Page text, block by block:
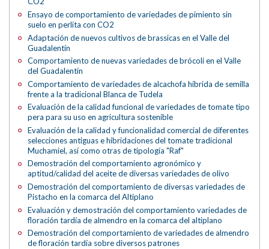
Ensayo de comportamiento de variedades de pimiento sin
suelo en perlita con CO2
Adaptación de nuevos cultivos de brassicas en el Valle del
Guadalentín
Comportamiento de nuevas variedades de brócoli en el Valle
del Guadalentín
Comportamiento de variedades de alcachofa híbrida de semilla
frente a la tradicional Blanca de Tudela
Evaluación de la calidad funcional de variedades de tomate tipo
pera para su uso en agricultura sostenible
Evaluación de la calidad y funcionalidad comercial de diferentes
selecciones antiguas e hibridaciones del tomate tradicional
Muchamiel, así como otras de tipología "Raf"
Demostración del comportamiento agronómico y
aptitud/calidad del aceite de diversas variedades de olivo
Demostración del comportamiento de diversas variedades de
Pistacho en la comarca del Altiplano
Evaluación y demostración del comportamiento variedades de
floración tardía de almendro en la comarca del altiplano
Demostración del comportamiento de variedades de almendro
de floración tardía sobre diversos patrones